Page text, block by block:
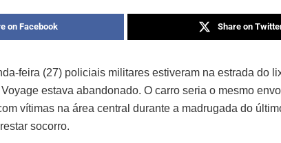
on Facebook Share on
feira (27) policiais militares estiveram na estrada do
estava abandonado. O carro seria o mesmo
vítimas na área central durante a madrugada do
socorro.